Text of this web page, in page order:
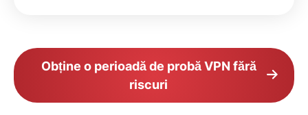
Obține o perioadă de probă VPN fără
riscuri